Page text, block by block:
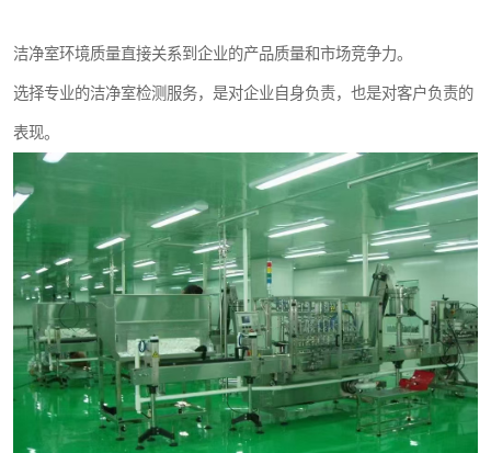
洁净室环境质量直接关系到企业的产品质量和市场竞争力。
选择专业的洁净室检测服务，是对企业自身负责，也是对客户负责的
表现。